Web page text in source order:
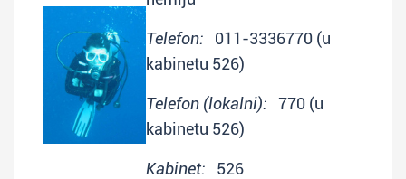
Telefon: 011-3336770 (u
kabinetu 526)
Telefon (lokalni): 770 (u
kabinetu 526)
Kabinet: 526